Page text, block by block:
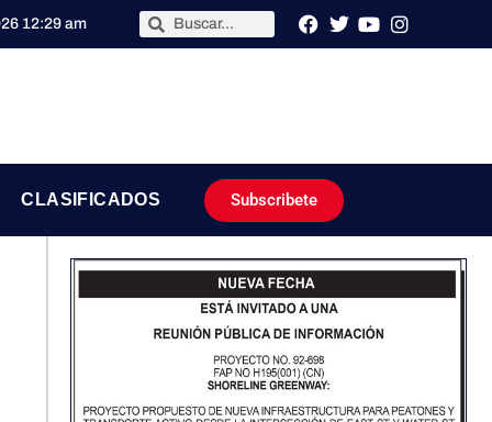
12:29 am
CLASIFICADOS Subscribete